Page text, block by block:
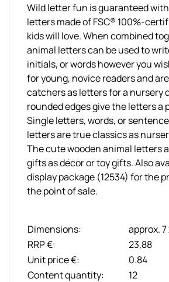
Wild letter fun is guaranteed
letters made of FSC® 100%-
kids will love. When combined
animal letters can be used to
initials, or words however you
for young, novice readers and
catchers as letters for a nursery
rounded edges give the letters a
Single letters, words, or
letters are true classics as
The cute wooden animal letters
gifts as décor or toy gifts. Also
display package (12534) for the
the point of sale.
Dimensions:
approx. 7
RRP €:
23,88
Unit price €:
0.84
Content quantity:
12